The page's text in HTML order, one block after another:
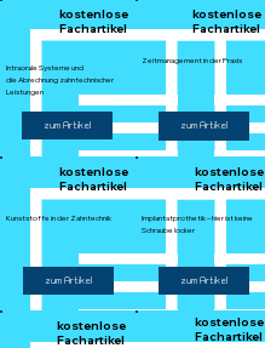
Intraorale Systeme und
die Abrechnung zahntechnischer
Leistungen
kostenlose
Fachartikel
zum Artikel
Zeitmanagement in der Praxis
kostenlose
Fachartikel
zum Artikel
Kunststoffe in der Zahntechnik
kostenlose
Fachartikel
zum Artikel
Implantatprothetik – hier ist keine
Schraube locker
kostenlose
Fachartikel
zum Artikel
kostenlose
Fachartikel
kostenlose
Fachartikel